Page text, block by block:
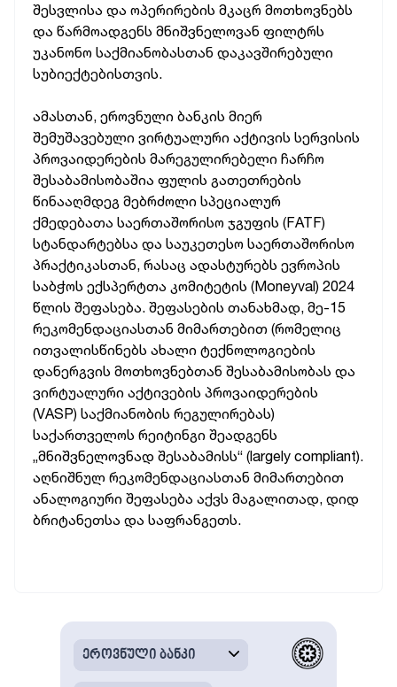
შესვლისა და ოპერირების მკაცრ მოთხოვნებს
და წარმოადგენს მნიშვნელოვან ფილტრს
უკანონო საქმიანობასთან დაკავშირებული
სუბიექტებისთვის.
ამასთან, ეროვნული ბანკის მიერ
შემუშავებული ვირტუალური აქტივის სერვისის
პროვაიდერების მარეგულირებელი ჩარჩო
შესაბამისობაშია ფულის გათეთრების
წინააღმდეგ მებრძოლი სპეციალურ
ქმედებათა საერთაშორისო ჯგუფის (FATF)
სტანდარტებსა და საუკეთესო საერთაშორისო
პრაქტიკასთან, რასაც ადასტურებს ევროპის
საბჭოს ექსპერტთა კომიტეტის (Moneyval) 2024
წლის შეფასება. შეფასების თანახმად, მე-15
რეკომენდაციასთან მიმართებით (რომელიც
ითვალისწინებს ახალი ტექნოლოგიების
დანერგვის მოთხოვნებთან შესაბამისობას და
ვირტუალური აქტივების პროვაიდერების
(VASP) საქმიანობის რეგულირებას)
საქართველოს რეიტინგი შეადგენს
„მნიშვნელოვნად შესაბამისს“ (largely compliant).
აღნიშნულ რეკომენდაციასთან მიმართებით
ანალოგიური შეფასება აქვს მაგალითად, დიდ
ბრიტანეთსა და საფრანგეთს.